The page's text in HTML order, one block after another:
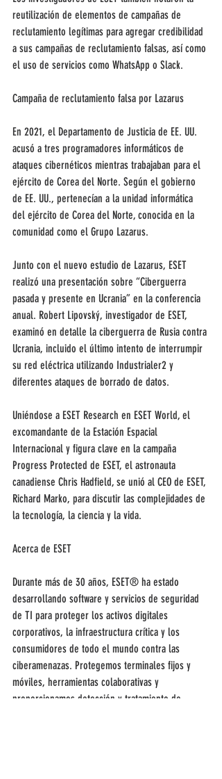
reutilización de elementos de campañas de
reclutamiento legítimas para agregar credibilidad
a sus campañas de reclutamiento falsas, así como
el uso de servicios como WhatsApp o Slack.
Campaña de reclutamiento falsa por Lazarus
En 2021, el Departamento de Justicia de EE. UU.
acusó a tres programadores informáticos de
ataques cibernéticos mientras trabajaban para el
ejército de Corea del Norte. Según el gobierno
de EE. UU., pertenecían a la unidad informática
del ejército de Corea del Norte, conocida en la
comunidad como el Grupo Lazarus.
Junto con el nuevo estudio de Lazarus, ESET
realizó una presentación sobre “Ciberguerra
pasada y presente en Ucrania” en la conferencia
anual. Robert Lipovský, investigador de ESET,
examinó en detalle la ciberguerra de Rusia contra
Ucrania, incluido el último intento de interrumpir
su red eléctrica utilizando Industrialer2 y
diferentes ataques de borrado de datos.
Uniéndose a ESET Research en ESET World, el
excomandante de la Estación Espacial
Internacional y figura clave en la campaña
Progress Protected de ESET, el astronauta
canadiense Chris Hadfield, se unió al CEO de ESET,
Richard Marko, para discutir las complejidades de
la tecnología, la ciencia y la vida.
Acerca de ESET
Durante más de 30 años, ESET® ha estado
desarrollando software y servicios de seguridad
de TI para proteger los activos digitales
corporativos, la infraestructura crítica y los
consumidores de todo el mundo contra las
ciberamenazas. Protegemos terminales fijos y
móviles, herramientas colaborativas y
proporcionamos detección y tratamiento de